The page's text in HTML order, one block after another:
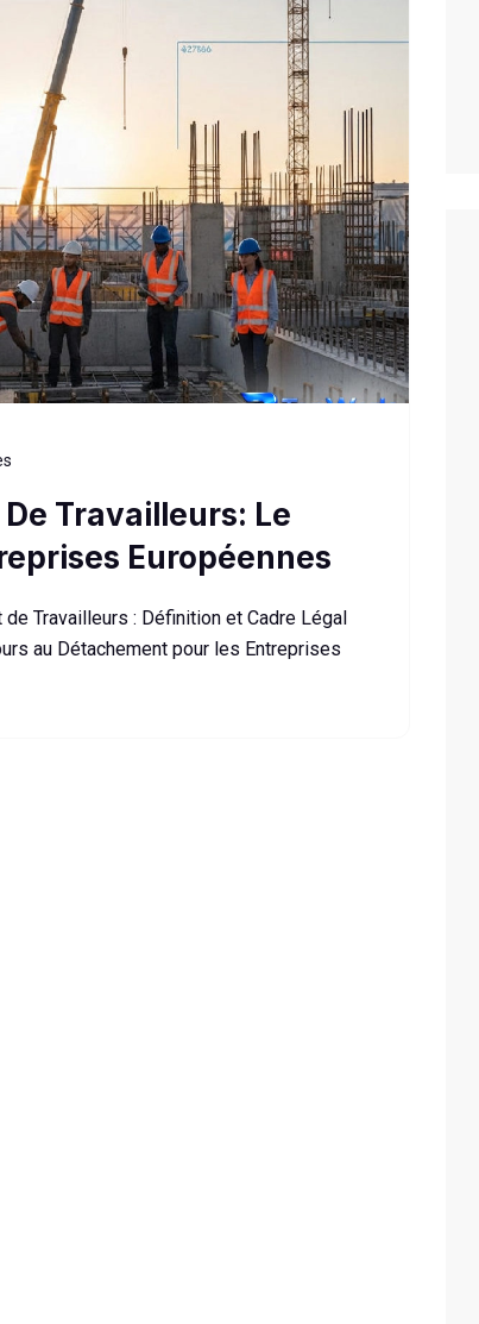
Travailleurs: Le
Européennes
Travailleurs : Définition et Cadre Légal
au Détachement pour les Entreprises